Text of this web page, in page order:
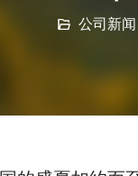
公司新闻